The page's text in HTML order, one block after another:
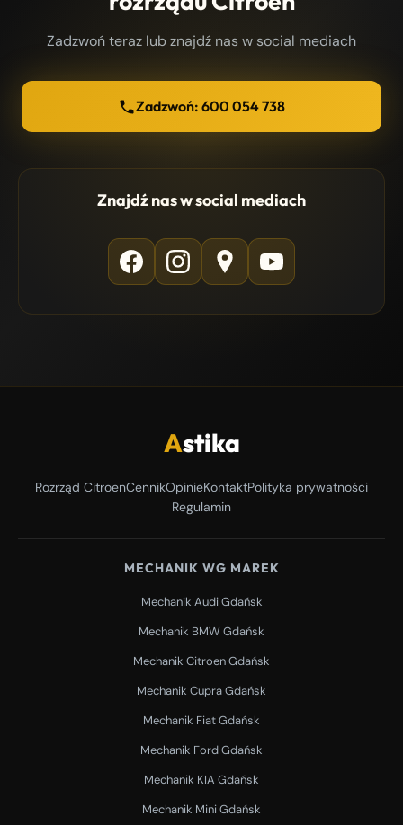
Zadzwoń teraz lub znajdź nas w social mediach
Zadzwoń: 600 054 738
Znajdź nas w social mediach
Astika
Rozrząd CitroenCennikOpinieKontaktPolityka prywatności
Regulamin
MECHANIK WG MAREK
Mechanik Audi Gdańsk
Mechanik BMW Gdańsk
Mechanik Citroen Gdańsk
Mechanik Cupra Gdańsk
Mechanik Fiat Gdańsk
Mechanik Ford Gdańsk
Mechanik KIA Gdańsk
Mechanik Mini Gdańsk